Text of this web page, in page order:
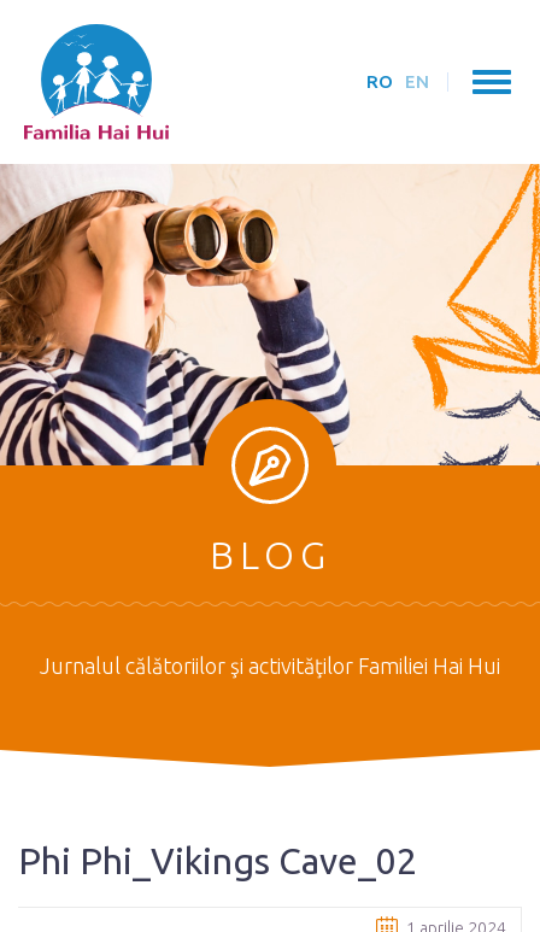
RO EN
BLOG
Jurnalul călătoriilor şi activităţilor Familiei Hai Hui
Phi Phi_Vikings Cave_02